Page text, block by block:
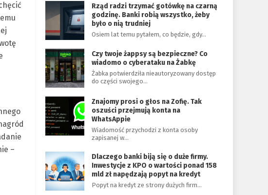
–
Rząd radzi trzymać gotówkę na czarną
godzinę. Banki robią wszystko, żeby
było o nią trudniej
Osiem lat temu pytałem, co będzie, gdy…
Czy twoje żappsy są bezpieczne? Co
wiadomo o cyberataku na Żabkę
Żabka potwierdziła nieautoryzowany dostęp
do części swojego…
Znajomy prosi o głos na Zofię. Tak
oszuści przejmują konta na
WhatsAppie
Wiadomość przychodzi z konta osoby
zapisanej w…
Dlaczego banki biją się o duże firmy.
Inwestycje z KPO o wartości ponad 158
mld zł napędzają popyt na kredyt
Popyt na kredyt ze strony dużych firm…